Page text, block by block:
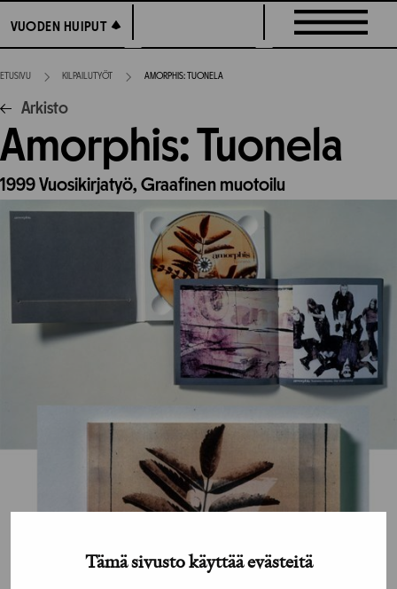
Tämä sivusto käyttää evästeitä
suoraan
sisältöön
VUODEN HUIPUT
VUODEN HUIPUT
ETUSIVU KILPAILUTYÖT AMORPHIS: TUONELA
Arkisto
Amorphis: Tuonela
1999Vuosikirjatyö, Graafinen muotoilu